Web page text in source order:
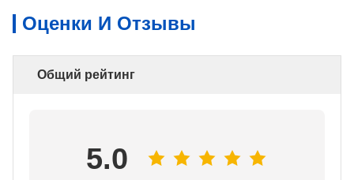
Оценки И Отзывы
Общий рейтинг
5.0